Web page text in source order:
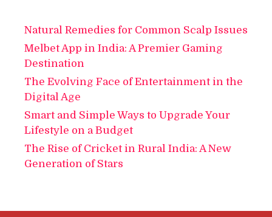
Natural Remedies for Common Scalp Issues
Melbet App in India: A Premier Gaming
Destination
The Evolving Face of Entertainment in the
Digital Age
Smart and Simple Ways to Upgrade Your
Lifestyle on a Budget
The Rise of Cricket in Rural India: A New
Generation of Stars